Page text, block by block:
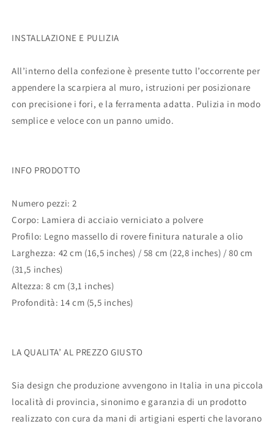
INSTALLAZIONE E PULIZIA
All’interno della confezione è presente tutto l’occorrente per
appendere la scarpiera al muro, istruzioni per posizionare
con precisione i fori, e la ferramenta adatta. Pulizia in modo
semplice e veloce con un panno umido.
INFO PRODOTTO
Numero pezzi: 2
Corpo: Lamiera di acciaio verniciato a polvere
Profilo: Legno massello di rovere finitura naturale a olio
Larghezza: 42 cm (16,5 inches) / 58 cm (22,8 inches) / 80 cm
(31,5 inches)
Altezza: 8 cm (3,1 inches)
Profondità: 14 cm (5,5 inches)
LA QUALITA’ AL PREZZO GIUSTO
Sia design che produzione avvengono in Italia in una piccola
località di provincia, sinonimo e garanzia di un prodotto
realizzato con cura da mani di artigiani esperti che lavorano